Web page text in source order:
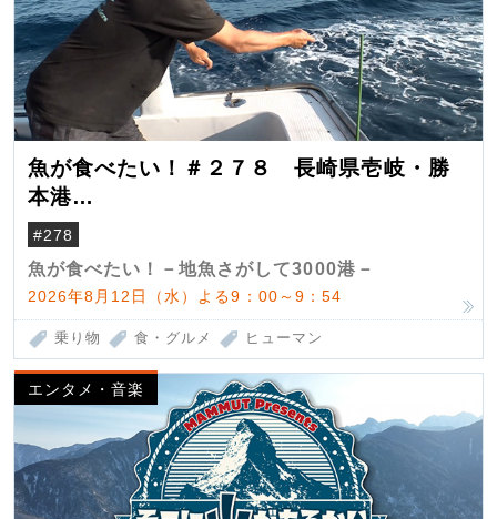
魚が食べたい！＃２７８ 長崎県壱岐・勝
本港
（クロマグロ）
#278
魚が食べたい！－地魚さがして3000港－
2026年8月12日（水）よる9：00～9：54
乗り物 食・グルメ ヒューマン
エンタメ・音楽